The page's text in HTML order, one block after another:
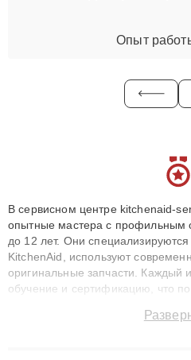
Опыт
В сервисном центре kitchenaid-
опытные мастера с профильным
до 12 лет. Они
KitchenAid, используют
оригинальные запчасти. Каждый
обучение и сертификацию, что
сохранением гарантии до 3 лет.